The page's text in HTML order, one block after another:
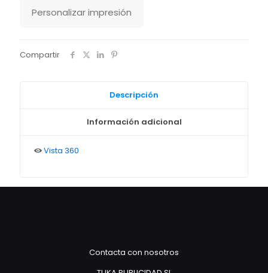
Personalizar impresión
Compartir
Descripción
Información adicional
Vista 360
Contacta con nosotros